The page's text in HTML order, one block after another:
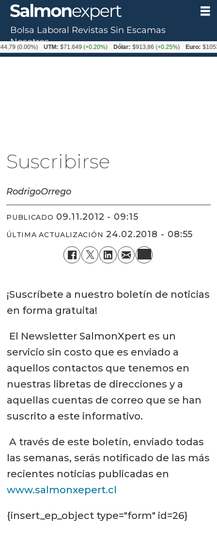
Suscribirse
RodrigoOrrego
PUBLICADO 09.11.2012 - 09:15
ÚLTIMA ACTUALIZACIÓN 24.02.2018 - 08:55
¡Suscríbete a nuestro boletín de noticias
en forma gratuita!
El Newsletter SalmonXpert es un
servicio sin costo que es enviado a
aquellos contactos que tenemos en
nuestras libretas de direcciones y a
aquellas cuentas de correo que se han
suscrito a este informativo.
A través de este boletín, enviado todas
las semanas, serás notificado de las más
recientes noticias publicadas en
www.salmonxepert.cl
{insert_ep_object type="form" id=26}
Bolsa Laboral Revistas Sin Escamas
Nosotros
UTM: $71.649(+0.20%) Dólar: $913,86(+0.25%) Euro: $1053,08(-